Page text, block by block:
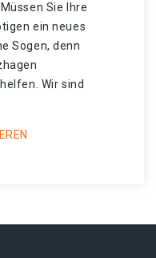
Sie Ihre
ein neues
Sogen, denn
Wir sind